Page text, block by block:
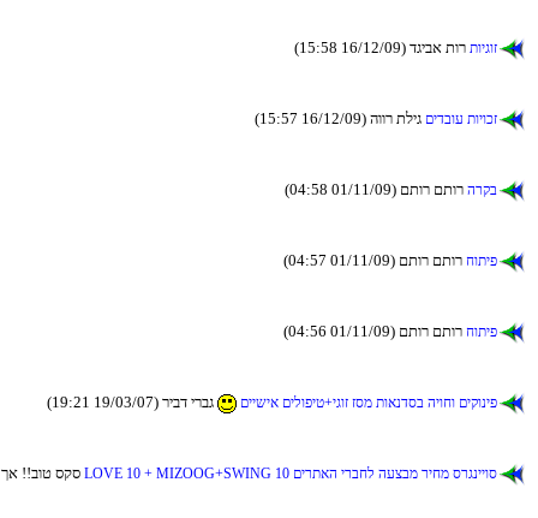
(15:58 16/12/09) דגיבא תור תויגוז
(15:57 16/12/09) הוור תליג םידבוע תויוכז
(04:58 01/11/09) םתור םתור הרקב
(04:57 01/11/09) םתור םתור חותיפ
(04:56 01/11/09) םתור םתור חותיפ
(19:21 19/03/07) ריבד ירבג םיישיא םילופיט+יגוז זסמ תואנדסב היוחו םיקוניפ
(00:32 15/01/ LOVE 10 + MIZOOG+SWING 10 םירתאה ירבחל העצבמ ריחמ סרגנייוס